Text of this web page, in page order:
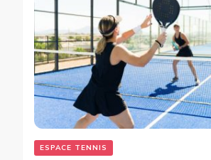
ESPACE TENNIS